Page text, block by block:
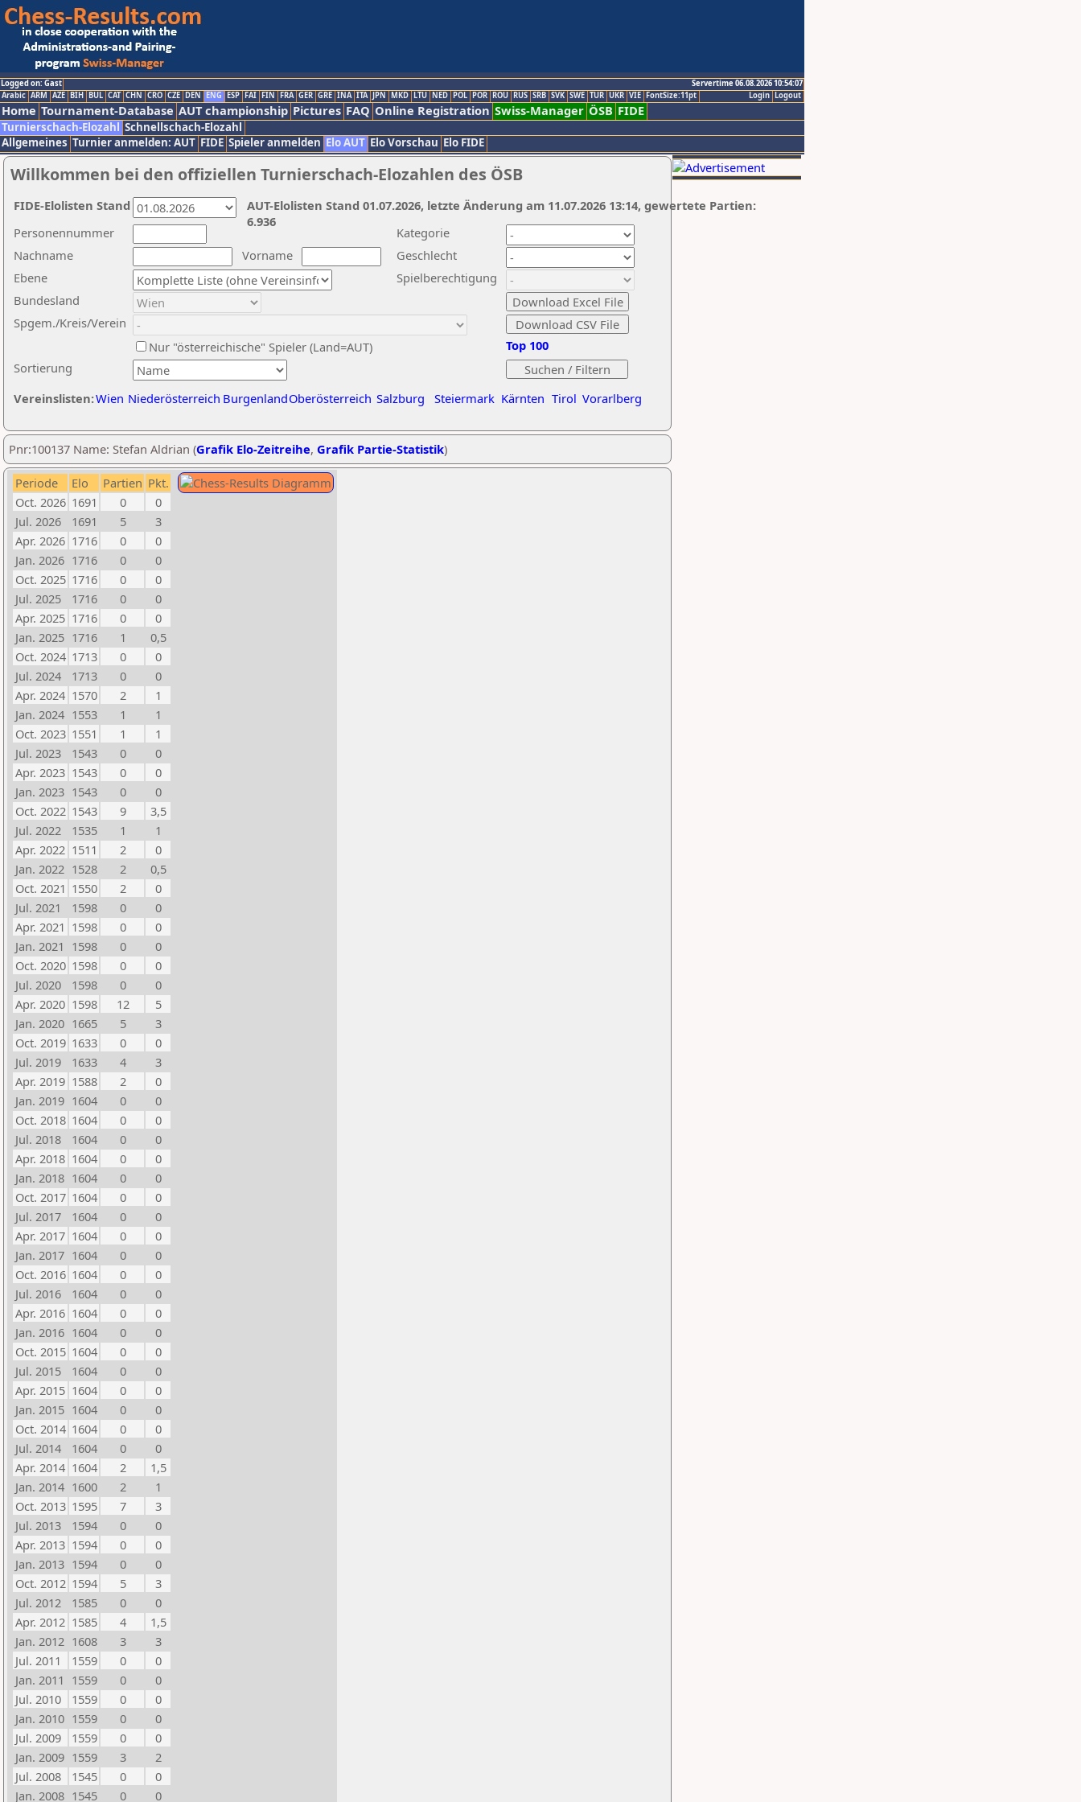
Logged on: Gast
Servertime 06.08.2026 10:54:07
Logout
Login
Arabic ARM AZE BIH BUL CAT CHN CRO CZE DEN ENG ESP FAI FIN FRA GER GRE INA ITA JPN MKD LTU NED POL POR ROU RUS SRB SVK SWE TUR UKR VIE FontSize:11pt
Home Tournament-Database AUT championship Pictures FAQ Online Registration Swiss-Manager ÖSB FIDE
Turnierschach-Elozahl Schnellschach-Elozahl
Allgemeines Turnier anmelden: AUT FIDE Spieler anmelden Elo AUT Elo Vorschau Elo FIDE
Willkommen bei den offiziellen Turnierschach-Elozahlen des ÖSB
Nachname
Vorname
Ebene
Kategorie
Sortierung
Personennummer
Bundesland
Spgem./Kreis/Verein
Geschlecht
Nur "österreichische" Spieler (Land=AUT)
Spielberechtigung
Vereinslisten:Wien Niederösterreich BurgenlandOberösterreich Salzburg Steiermark Kärnten Tirol Vorarlberg
Top 100
AUT-Elolisten Stand 01.07.2026, letzte Änderung am 11.07.2026 13:14, gewertete Partien:
6.936
FIDE-Elolisten Stand
Pnr:100137 Name: Stefan Aldrian (Grafik Elo-Zeitreihe, Grafik Partie-Statistik)
Periode Elo Partien Pkt.
Oct. 2026 1691 0
0
Jul. 2026
1691 5
3
Apr. 2026 1716 0
0
Jan. 2026 1716 0
0
Oct. 2025 1716 0
0
Jul. 2025
1716 0
0
Apr. 2025 1716 0
0
Jan. 2025 1716 1
0,5
Oct. 2024 1713 0
0
Jul. 2024
1713 0
0
Apr. 2024 1570 2
1
Jan. 2024 1553 1
1
Oct. 2023 1551 1
1
Jul. 2023
1543 0
0
Apr. 2023 1543 0
0
Jan. 2023 1543 0
0
Oct. 2022 1543 9
3,5
Jul. 2022
1535 1
1
Apr. 2022 1511 2
0
Jan. 2022 1528 2
0,5
Oct. 2021 1550 2
0
Jul. 2021
1598 0
0
Apr. 2021 1598 0
0
Jan. 2021 1598 0
0
Oct. 2020 1598 0
0
Jul. 2020
1598 0
0
Apr. 2020 1598 12
5
Jan. 2020 1665 5
3
Oct. 2019 1633 0
0
Jul. 2019
1633 4
3
Apr. 2019 1588 2
0
Jan. 2019 1604 0
0
Oct. 2018 1604 0
0
Jul. 2018
1604 0
0
Apr. 2018 1604 0
0
Jan. 2018 1604 0
0
Oct. 2017 1604 0
0
Jul. 2017
1604 0
0
Apr. 2017 1604 0
0
Jan. 2017 1604 0
0
Oct. 2016 1604 0
0
Jul. 2016
1604 0
0
Apr. 2016 1604 0
0
Jan. 2016 1604 0
0
Oct. 2015 1604 0
0
Jul. 2015
1604 0
0
Apr. 2015 1604 0
0
Jan. 2015 1604 0
0
Oct. 2014 1604 0
0
Jul. 2014
1604 0
0
Apr. 2014 1604 2
1,5
Jan. 2014 1600 2
1
Oct. 2013 1595 7
3
Jul. 2013
1594 0
0
Apr. 2013 1594 0
0
Jan. 2013 1594 0
0
Oct. 2012 1594 5
3
Jul. 2012
1585 0
0
Apr. 2012 1585 4
1,5
Jan. 2012 1608 3
3
Jul. 2011
1559 0
0
Jan. 2011 1559 0
0
Jul. 2010
1559 0
0
Jan. 2010 1559 0
0
Jul. 2009
1559 0
0
Jan. 2009 1559 3
2
Jul. 2008
1545 0
0
Jan. 2008 1545 0 0